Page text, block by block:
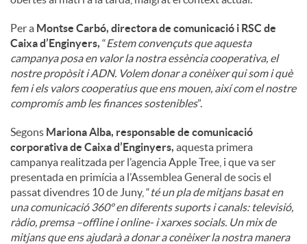
Per a Montse Carbó, directora de comunicació i RSC de
Caixa d’Enginyers, “Estem convençuts que aquesta
campanya posa en valor la nostra essència cooperativa, el
nostre propòsit i ADN. Volem donar a conèixer qui som i què
fem i els valors cooperatius que ens mouen, així com el nostre
compromís amb les finances sostenibles”.
Segons Mariona Alba, responsable de comunicació
corporativa de Caixa d’Enginyers, aquesta primera
campanya realitzada per l’agencia Apple Tree, i que va ser
presentada en primícia a l’Assemblea General de socis el
passat divendres 10 de Juny, “té un pla de mitjans basat en
una comunicació 360º en diferents suports i canals: televisió,
ràdio, premsa –offline i online- i xarxes socials. Un mix de
mitjans que ens ajudarà a donar a conèixer la nostra manera